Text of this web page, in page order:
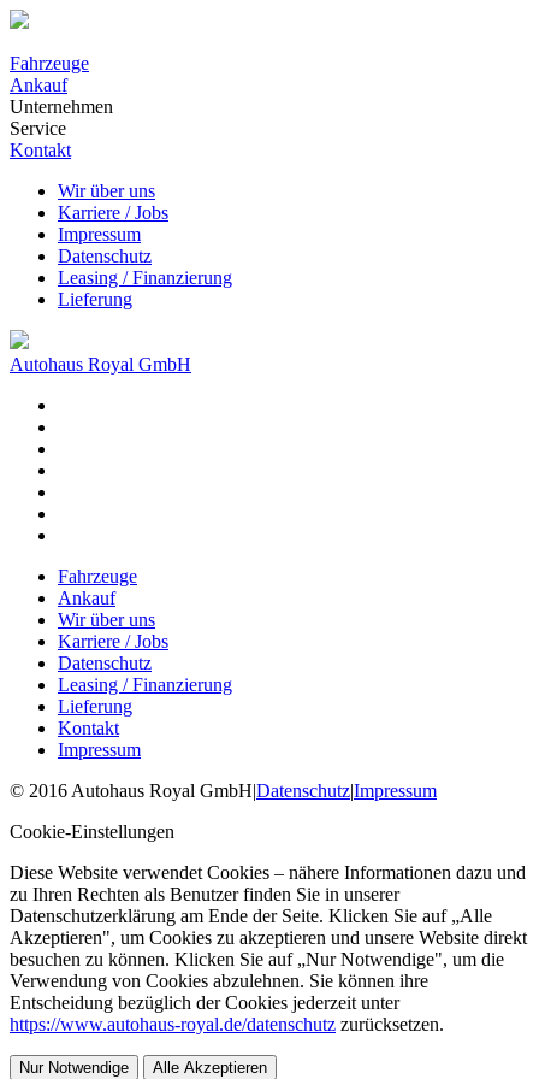
Fahrzeuge
Ankauf
Unternehmen
Service
Kontakt
Wir über uns
Karriere / Jobs
Impressum
Datenschutz
Leasing / Finanzierung
Lieferung
Autohaus Royal GmbH
Fahrzeuge
Ankauf
Wir über uns
Karriere / Jobs
Datenschutz
Leasing / Finanzierung
Lieferung
Kontakt
Impressum
© 2016 Autohaus Royal GmbH|Datenschutz|Impressum
Cookie-Einstellungen
Diese Website verwendet Cookies – nähere Informationen dazu und
zu Ihren Rechten als Benutzer finden Sie in unserer
Datenschutzerklärung am Ende der Seite. Klicken Sie auf „Alle
Akzeptieren", um Cookies zu akzeptieren und unsere Website direkt
besuchen zu können. Klicken Sie auf „Nur Notwendige", um die
Verwendung von Cookies abzulehnen. Sie können ihre
Entscheidung bezüglich der Cookies jederzeit unter
https://www.autohaus-royal.de/datenschutz zurücksetzen.
Nur Notwendige Alle Akzeptieren